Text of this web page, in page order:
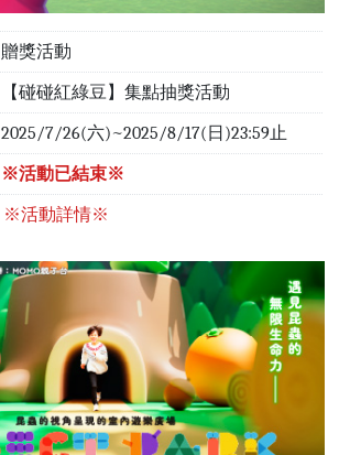
贈獎活動
【碰碰紅綠豆】集點抽獎活動
2025/7/26(六)~2025/8/17(日)23:59止
※活動已結束※
※活動詳情※